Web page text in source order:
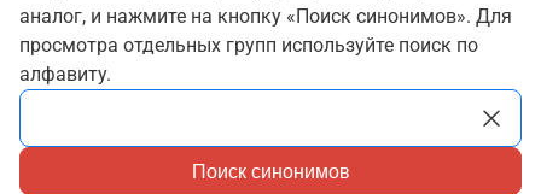
аналог, и нажмите на кнопку «Поиск синонимов». Для
просмотра отдельных групп используйте поиск по
алфавиту.
Поиск синонимов